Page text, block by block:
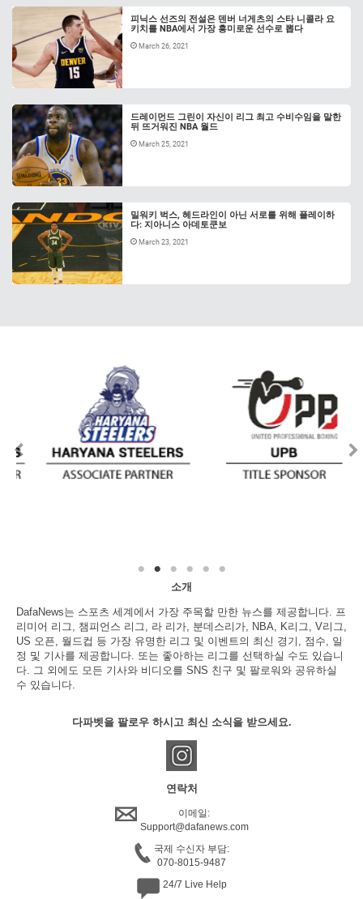
피닉스 선즈의 전설은 덴버 너게츠의 스타 니콜라 요
키치를 NBA에서 가장 흥미로운 선수로 뽑다
March 26, 2021
드레이먼드 그린이 자신이 리그 최고 수비수임을 말한
뒤 뜨거워진 NBA 월드
March 25, 2021
밀워키 벅스, 헤드라인이 아닌 서로를 위해 플레이하
다: 지아니스 아데토쿤보
March 23, 2021
소개
DafaNews는 스포츠 세계에서 가장 주목할 만한 뉴스를 제공합니다. 프
리미어 리그, 챔피언스 리그, 라 리가, 분데스리가, NBA, K리그, V리그,
US 오픈, 월드컵 등 가장 유명한 리그 및 이벤트의 최신 경기, 점수, 일
정 및 기사를 제공합니다. 또는 좋아하는 리그를 선택하실 수도 있습니
다. 그 외에도 모든 기사와 비디오를 SNS 친구 및 팔로워와 공유하실
수 있습니다.
다파벳을 팔로우 하시고 최신 소식을 받으세요.
연락처
이메일:
Support@dafanews.com
국제 수신자 부담:
070-8015-9487
24/7 Live Help